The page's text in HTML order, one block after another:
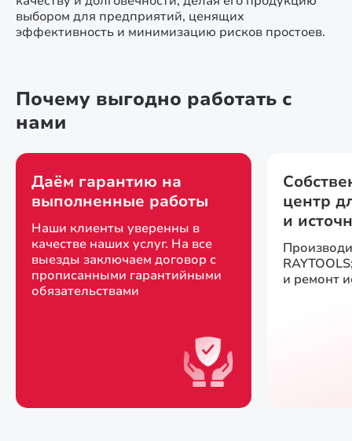
выбором для предприятий, ценящих
эффективность и минимизацию рисков простоев.
Почему выгодно работать с
нами
Даём гарантию на
выполненные работы
Наши клиенты уверенны в
качестве наших услуг. На все
выезды заключаем договор с
прописанными гарантийными
обязательствами
центр
и
и ремонт